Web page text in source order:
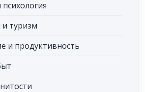
туризм
и продуктивность